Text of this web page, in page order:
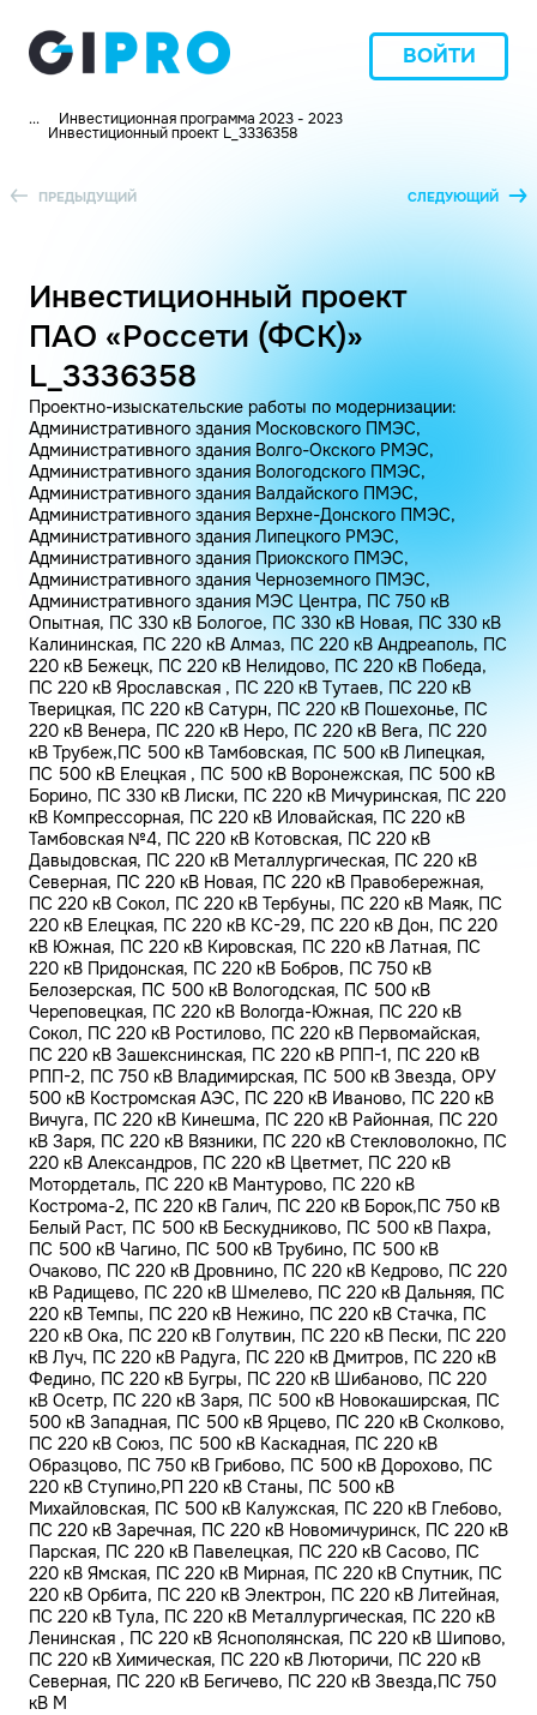
ВОЙТИ
... Инвестиционная программа 2023 - 2023
Инвестиционный проект L_3336358
ПРЕДЫДУЩИЙ СЛЕДУЮЩИЙ
Инвестиционный проект
ПАО «Россети (ФСК)»
L_3336358
Проектно-изыскательские работы по модернизации:
Административного здания Московского ПМЭС,
Административного здания Волго-Окского РМЭС,
Административного здания Вологодского ПМЭС,
Административного здания Валдайского ПМЭС,
Административного здания Верхне-Донского ПМЭС,
Административного здания Липецкого РМЭС,
Административного здания Приокского ПМЭС,
Административного здания Черноземного ПМЭС,
Административного здания МЭС Центра, ПС 750 кВ
Опытная, ПС 330 кВ Бологое, ПС 330 кВ Новая, ПС 330 кВ
Калининская, ПС 220 кВ Алмаз, ПС 220 кВ Андреаполь, ПС
220 кВ Бежецк, ПС 220 кВ Нелидово, ПС 220 кВ Победа,
ПС 220 кВ Ярославская , ПС 220 кВ Тутаев, ПС 220 кВ
Тверицкая, ПС 220 кВ Сатурн, ПС 220 кВ Пошехонье, ПС
220 кВ Венера, ПС 220 кВ Неро, ПС 220 кВ Вега, ПС 220
кВ Трубеж,ПС 500 кВ Тамбовская, ПС 500 кВ Липецкая,
ПС 500 кВ Елецкая , ПС 500 кВ Воронежская, ПС 500 кВ
Борино, ПС 330 кВ Лиски, ПС 220 кВ Мичуринская, ПС 220
кВ Компрессорная, ПС 220 кВ Иловайская, ПС 220 кВ
Тамбовская №4, ПС 220 кВ Котовская, ПС 220 кВ
Давыдовская, ПС 220 кВ Металлургическая, ПС 220 кВ
Северная, ПС 220 кВ Новая, ПС 220 кВ Правобережная,
ПС 220 кВ Сокол, ПС 220 кВ Тербуны, ПС 220 кВ Маяк, ПС
220 кВ Елецкая, ПС 220 кВ КС-29, ПС 220 кВ Дон, ПС 220
кВ Южная, ПС 220 кВ Кировская, ПС 220 кВ Латная, ПС
220 кВ Придонская, ПС 220 кВ Бобров, ПС 750 кВ
Белозерская, ПС 500 кВ Вологодская, ПС 500 кВ
Череповецкая, ПС 220 кВ Вологда-Южная, ПС 220 кВ
Сокол, ПС 220 кВ Ростилово, ПС 220 кВ Первомайская,
ПС 220 кВ Зашекснинская, ПС 220 кВ РПП-1, ПС 220 кВ
РПП-2, ПС 750 кВ Владимирская, ПС 500 кВ Звезда, ОРУ
500 кВ Костромская АЭС, ПС 220 кВ Иваново, ПС 220 кВ
Вичуга, ПС 220 кВ Кинешма, ПС 220 кВ Районная, ПС 220
кВ Заря, ПС 220 кВ Вязники, ПС 220 кВ Стекловолокно, ПС
220 кВ Александров, ПС 220 кВ Цветмет, ПС 220 кВ
Мотордеталь, ПС 220 кВ Мантурово, ПС 220 кВ
Кострома-2, ПС 220 кВ Галич, ПС 220 кВ Борок,ПС 750 кВ
Белый Раст, ПС 500 кВ Бескудниково, ПС 500 кВ Пахра,
ПС 500 кВ Чагино, ПС 500 кВ Трубино, ПС 500 кВ
Очаково, ПС 220 кВ Дровнино, ПС 220 кВ Кедрово, ПС 220
кВ Радищево, ПС 220 кВ Шмелево, ПС 220 кВ Дальняя, ПС
220 кВ Темпы, ПС 220 кВ Нежино, ПС 220 кВ Стачка, ПС
220 кВ Ока, ПС 220 кВ Голутвин, ПС 220 кВ Пески, ПС 220
кВ Луч, ПС 220 кВ Радуга, ПС 220 кВ Дмитров, ПС 220 кВ
Федино, ПС 220 кВ Бугры, ПС 220 кВ Шибаново, ПС 220
кВ Осетр, ПС 220 кВ Заря, ПС 500 кВ Новокаширская, ПС
500 кВ Западная, ПС 500 кВ Ярцево, ПС 220 кВ Сколково,
ПС 220 кВ Союз, ПС 500 кВ Каскадная, ПС 220 кВ
Образцово, ПС 750 кВ Грибово, ПС 500 кВ Дорохово, ПС
220 кВ Ступино,РП 220 кВ Станы, ПС 500 кВ
Михайловская, ПС 500 кВ Калужская, ПС 220 кВ Глебово,
ПС 220 кВ Заречная, ПС 220 кВ Новомичуринск, ПС 220 кВ
Парская, ПС 220 кВ Павелецкая, ПС 220 кВ Сасово, ПС
220 кВ Ямская, ПС 220 кВ Мирная, ПС 220 кВ Спутник, ПС
220 кВ Орбита, ПС 220 кВ Электрон, ПС 220 кВ Литейная,
ПС 220 кВ Тула, ПС 220 кВ Металлургическая, ПС 220 кВ
Ленинская , ПС 220 кВ Яснополянская, ПС 220 кВ Шипово,
ПС 220 кВ Химическая, ПС 220 кВ Люторичи, ПС 220 кВ
Северная, ПС 220 кВ Бегичево, ПС 220 кВ Звезда,ПС 750
кВ М